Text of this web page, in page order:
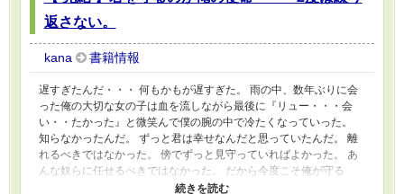
返さない。
kana 書籍情報
遅すぎたんだ・・・ 何もかもが遅すぎた。 雨の中、数年ぶりに会
った俺の大切な女の子は血を流しながら最後に『リュー・・・会
い・・たかった』と微笑んで僕の腕の中で冷たくなっていった。
知らなかったんだ。 ずっと君は幸せなんだと思っていたんだ。 離
れるべきではなかった。 傍でずっと見守っていればよかった。 あ
んな奴らに任せるべきではなかった。 だから今度こそ俺が守る
よ。 もうあんな目には二度と合わせない。 せっかくやり直せたの